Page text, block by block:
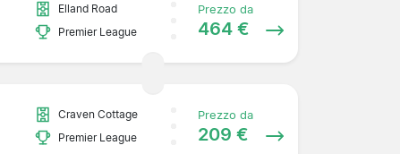
Elland Road
Premier League
Prezzo da
464 €
Craven Cottage
Premier League
Prezzo da
209 €